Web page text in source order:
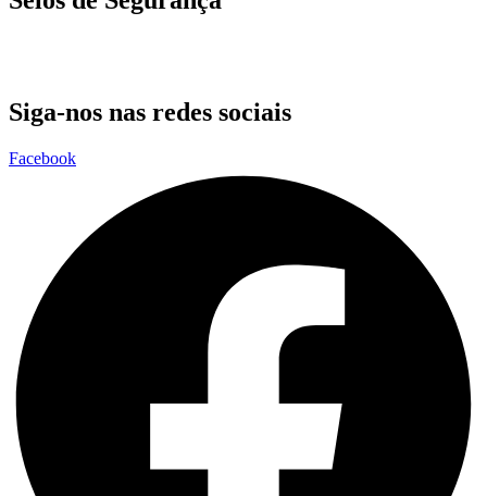
Siga-nos nas redes sociais
Facebook